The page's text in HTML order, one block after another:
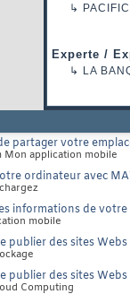
↳
Experte /
↳ LA
partager votre
Mon application mobile
ordinateur avec
informations de
mobile
publier des sites Webs
publier des sites Webs
Computing